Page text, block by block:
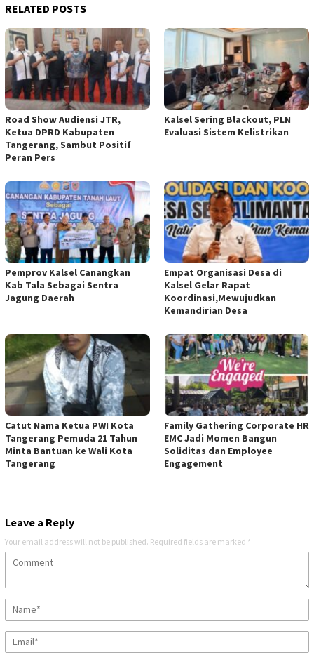
RELATED POSTS
Road Show Audiensi JTR,
Ketua DPRD Kabupaten
Tangerang, Sambut Positif
Peran Pers
Kalsel Sering Blackout, PLN
Evaluasi Sistem Kelistrikan
Pemprov Kalsel Canangkan
Kab Tala Sebagai Sentra
Jagung Daerah
Empat Organisasi Desa di
Kalsel Gelar Rapat
Koordinasi,Mewujudkan
Kemandirian Desa
Catut Nama Ketua PWI Kota
Tangerang Pemuda 21 Tahun
Minta Bantuan ke Wali Kota
Tangerang
Family Gathering Corporate HR
EMC Jadi Momen Bangun
Soliditas dan Employee
Engagement
Leave a Reply
Your email address will not be published. Required fields are marked *